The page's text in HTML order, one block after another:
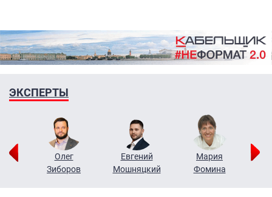
ЭКСПЕРТЫ
Олег
Зиборов
Евгений
Мошняцкий
Мария
Фомина